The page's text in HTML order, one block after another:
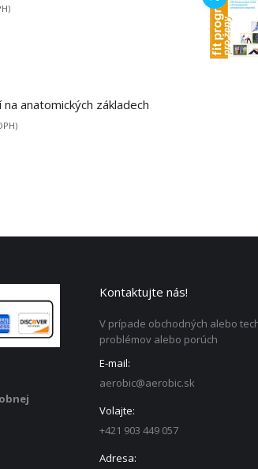
na anatomických základech
Kontaktujte nás!
V prípade obchodných alebo
problémov alebo porúch
E-mail:
aerobic@aerobic.sk
Volajte:
+421 903 449 057
Adresa: